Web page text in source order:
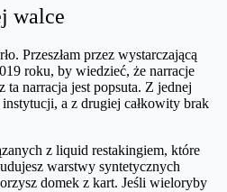
walce
Przeszłam przez wystarczającą
roku, by wiedzieć, że narracje
ta narracja jest popsuta. Z jednej
a z drugiej całkowity brak
z liquid restakingiem, które
warstwy syntetycznych
domek z kart. Jeśli wieloryby